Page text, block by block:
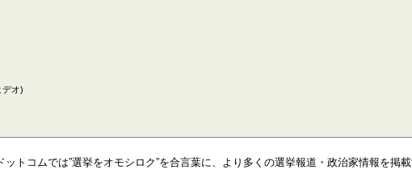
デオ)
ットコムでは”選挙をオモシロク”を合言葉に、より多くの選挙報道・政治家情報を掲